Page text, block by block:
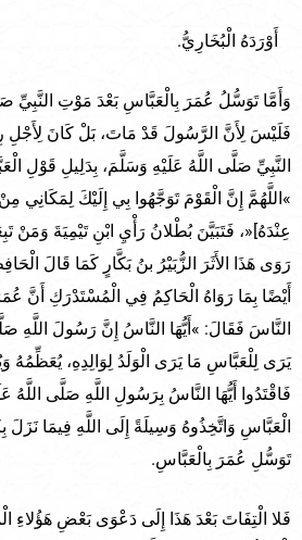
أَوْرَدَهُ الْبُخَارِيُّ.
وَأَمَّا تَوَسُّلُ عُمَرَ بِالْعَبَّاسِ بَعْدَ مَوْتِ النَّبِيِّ
فَلَيْسَ لِأَنَّ الرَّسُولَ قَدْ مَاتَ، بَلْ كَانَ لِأَجْلِ
النَّبِيِّ صَلَّى اللَّهُ عَلَيْهِ وَسَلَّمَ، بِدَلِيلِ قَوْلِ
»اللَّهُمَّ إِنَّ الْقَوْمَ تَوَجَّهُوا بِي إِلَيْكَ لِمَكَانِي
عِنْدَهُ]«، فَتَبَيَّنَ بُطْلانُ رَأْيِ ابْنِ تَيْمِيَةَ وَمَنْ
رَوَى هَذَا الأَثَرَ الزُّبَيْرُ بنُ بَكَّارٍ كَمَا قَالَ
أَيْضًا بِمَا رَوَاهُ الْحَاكِمُ فِي الْمُسْتَدْرَكِ أَنَّ
النَّاسَ فَقَالَ: »أَيُّهَا النَّاسُ إِنَّ رَسُولَ اللَّهِ
يَرَى لِلْعَبَّاسِ مَا يَرَى الْوَلَدُ لِوَالِدِهِ، يُعَظِّمُهُ
فَاقْتَدُوا أَيُّهَا النَّاسُ بِرَسُولِ اللَّهِ صَلَّى
الْعَبَّاسِ وَاتَّخِذُوهُ وَسِيلَةً إِلَى اللَّهِ فِيمَا
تَوَسُّلِ عُمَرَ بِالْعَبَّاسِ.
فَلا الْتِفَاتَ بَعْدَ هَذَا إِلَى دَعْوَى بَعْضِ هَؤُلاءِ